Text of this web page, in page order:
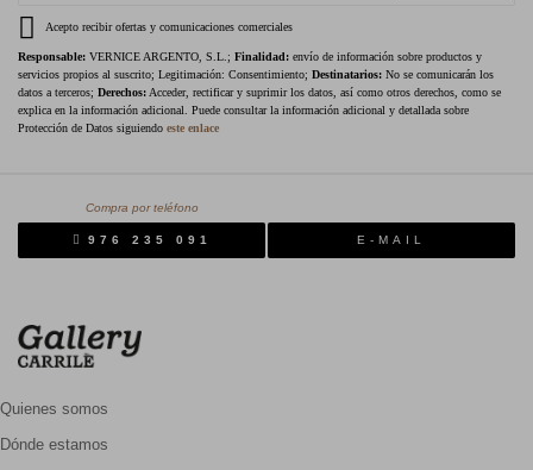
Acepto recibir ofertas y comunicaciones comerciales
Responsable: VERNICE ARGENTO, S.L.; Finalidad: envío de información sobre productos y
servicios propios al suscrito; Legitimación: Consentimiento; Destinatarios: No se comunicarán los
datos a terceros; Derechos: Acceder, rectificar y suprimir los datos, así como otros derechos, como se
explica en la información adicional. Puede consultar la información adicional y detallada sobre
Protección de Datos siguiendo este enlace
Compra por teléfono
976 235 091 E-MAIL
Quienes somos
Dónde estamos